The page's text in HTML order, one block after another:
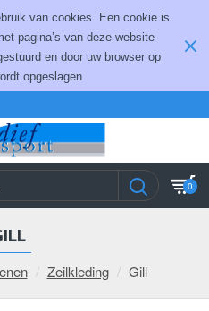
van cookies. Een cookie is
pagina’s van deze website
en door uw browser op
opgeslagen
0
Zeilkleding Gill